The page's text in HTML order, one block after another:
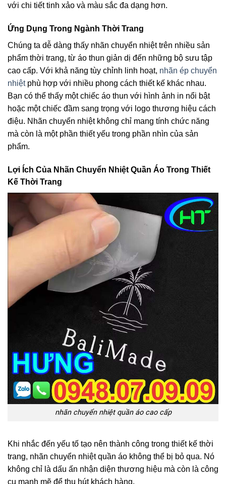
với chi tiết tinh xảo và màu sắc đa dạng hơn.
Ứng Dụng Trong Ngành Thời Trang
Chúng ta dễ dàng thấy nhãn chuyển nhiệt trên nhiều sản
phẩm thời trang, từ áo thun giản dị đến những bộ sưu tập
cao cấp. Với khả năng tùy chỉnh linh hoạt, nhãn ép chuyển
nhiệtphù hợp với nhiều phong cách thiết kế khác nhau.
Bạn có thể thấy một chiếc áo thun với hình ảnh in nổi bật
hoặc một chiếc đầm sang trọng với logo thương hiệu cách
điệu. Nhãn chuyển nhiệt không chỉ mang tính chức năng
mà còn là một phần thiết yếu trong phần nhìn của sản
phẩm.
Lợi Ích Của Nhãn Chuyển Nhiệt Quần Áo Trong Thiết
Kế Thời Trang
nhãn chuyển nhiệt quần áo cao cấp
Khi nhắc đến yếu tố tạo nên thành công trong thiết kế thời
trang, nhãn chuyển nhiệt quần áo không thể bị bỏ qua. Nó
không chỉ là dấu ấn nhận diện thương hiệu mà còn là công
cụ mạnh mẽ để thu hút khách hàng.